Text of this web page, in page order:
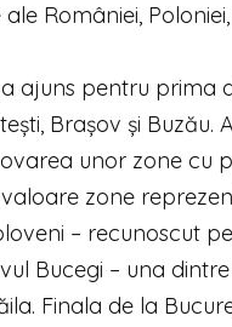
României, Poloniei,
ajuns pentru prima
Brașov și Buzău.
unor zone cu
zone
– recunoscut
Bucegi – una
Finala de la